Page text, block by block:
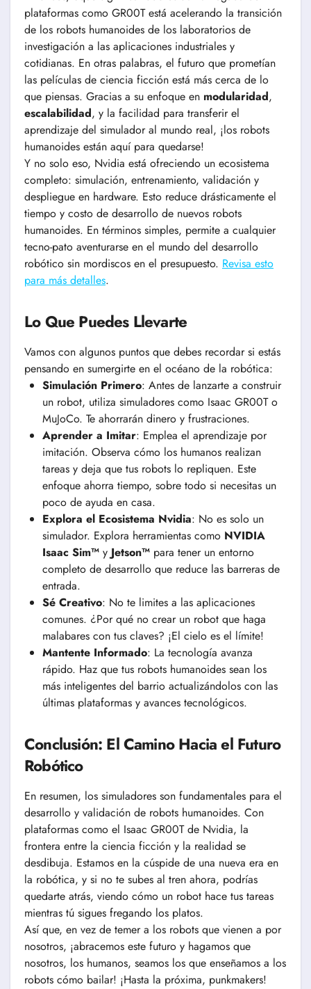
plataformas como GR00T está acelerando la transición
de los robots humanoides de los laboratorios de
investigación a las aplicaciones industriales y
cotidianas. En otras palabras, el futuro que prometían
las películas de ciencia ficción está más cerca de lo
que piensas. Gracias a su enfoque en modularidad,
escalabilidad, y la facilidad para transferir el
aprendizaje del simulador al mundo real, ¡los robots
humanoides están aquí para quedarse!
Y no solo eso, Nvidia está ofreciendo un ecosistema
completo: simulación, entrenamiento, validación y
despliegue en hardware. Esto reduce drásticamente el
tiempo y costo de desarrollo de nuevos robots
humanoides. En términos simples, permite a cualquier
tecno-pato aventurarse en el mundo del desarrollo
robótico sin mordiscos en el presupuesto. Revisa esto
para más detalles.
Lo Que Puedes Llevarte
Vamos con algunos puntos que debes recordar si estás
pensando en sumergirte en el océano de la robótica:
Simulación Primero: Antes de lanzarte a construir
un robot, utiliza simuladores como Isaac GR00T o
MuJoCo. Te ahorrarán dinero y frustraciones.
Aprender a Imitar: Emplea el aprendizaje por
imitación. Observa cómo los humanos realizan
tareas y deja que tus robots lo repliquen. Este
enfoque ahorra tiempo, sobre todo si necesitas un
poco de ayuda en casa.
Explora el Ecosistema Nvidia: No es solo un
simulador. Explora herramientas como NVIDIA
Isaac Sim™y Jetson™para tener un entorno
completo de desarrollo que reduce las barreras de
entrada.
Sé Creativo: No te limites a las aplicaciones
comunes. ¿Por qué no crear un robot que haga
malabares con tus claves? ¡El cielo es el límite!
Mantente Informado: La tecnología avanza
rápido. Haz que tus robots humanoides sean los
más inteligentes del barrio actualizándolos con las
últimas plataformas y avances tecnológicos.
Conclusión: El Camino Hacia el Futuro
Robótico
En resumen, los simuladores son fundamentales para el
desarrollo y validación de robots humanoides. Con
plataformas como el Isaac GR00T de Nvidia, la
frontera entre la ciencia ficción y la realidad se
desdibuja. Estamos en la cúspide de una nueva era en
la robótica, y si no te subes al tren ahora, podrías
quedarte atrás, viendo cómo un robot hace tus tareas
mientras tú sigues fregando los platos.
Así que, en vez de temer a los robots que vienen a por
nosotros, ¡abracemos este futuro y hagamos que
nosotros, los humanos, seamos los que enseñamos a los
robots cómo bailar! ¡Hasta la próxima, punkmakers!